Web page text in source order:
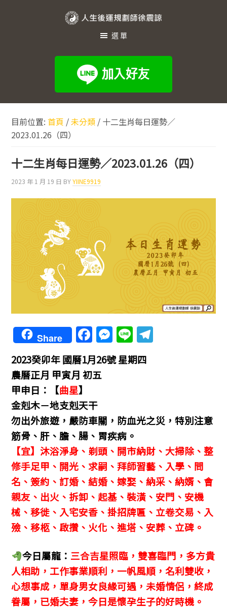
規
師
徐
震
諒
選單
目前位置:首頁 /未分類 / 十二生肖每日運勢／
2023.01.26（四）
十二生肖每日運勢／2023.01.26（四）
2023 年 1 月 19 日 BYYIINE9919
Share F
a
c
e
b
o
o
k
M
e
ss
g
er
Li
n
e
m
2023癸卯年國曆1月26號 星期四
農曆正月 甲寅月 初五
甲申日：【曲星】
金剋木－地支剋天干
勿出外旅遊，嚴防車關，防血光之災，特別注意
筋骨、肝、膽、腸、胃疾病。
【宜】沐浴淨身、剃頭、開市納財、大掃除、整
修手足甲、開光、求嗣、拜師習藝、入學、問
名、簽約、訂婚、結婚、嫁娶、納采、納婿、會
親友、出火、拆卸、起基、裝潢、安門、安機
械、移徙、入宅安香、掛招牌匾、立卷交易、入
殮、移柩、啟攢、火化、進塔、安葬、立碑。
今日屬龍： 三合吉星照臨，雙喜臨門，多方貴
人相助，工作事業順利，一帆風順，名利雙收，
心想事成，單身男女良緣可遇，未婚情侶，終成
眷屬，已婚夫妻，今日是懷孕生子的好時機。